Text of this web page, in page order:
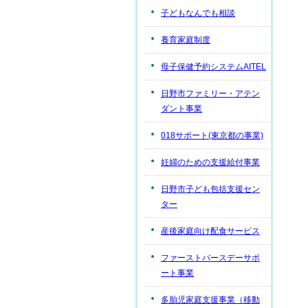
子どもなんでも相談
養育家庭制度
母子保健予約システムAITEL
日野市ファミリー・アテン
ダント事業
018サポート(東京都の事業)
妊婦のための支援給付事業
日野市子ども包括支援セン
ター
産後家庭向け配食サービス
ファーストバースデーサポ
ート事業
多胎児家庭支援事業（移動